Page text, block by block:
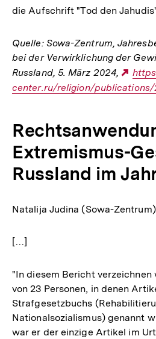
die Aufschrift "Tod den
Quelle: Sowa-Zentrum,
bei der Verwirklichung der
Russland, 5. März 2024,
Link:
center.ru/religion/
Extremismus-
Russland im
Natalija Judina (Sowa-Zentrum)
[…]
"In diesem Bericht verzeichnen
von 23 Personen, in denen
Strafgesetzbuchs
Nationalsozialismus) genannt
war er der einzige Artikel im